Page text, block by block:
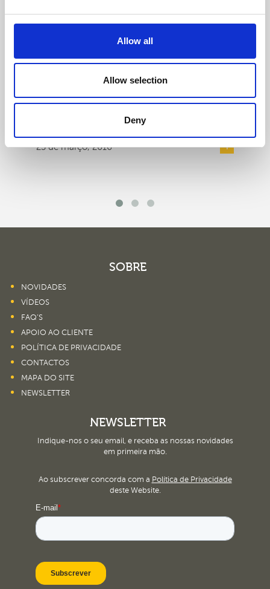
Allow all
Allow selection
Deny
Equilíbrio e cura - Medicina Chinesa
da Acupunctura e Medicina Chinesa em
Portugal, o Dr. Pedro Choy. Publ...
23 de março, 2016
SOBRE
NOVIDADES
VÍDEOS
FAQ’S
APOIO AO CLIENTE
POLÍTICA DE PRIVACIDADE
CONTACTOS
MAPA DO SITE
NEWSLETTER
NEWSLETTER
Indique-nos o seu email, e receba as nossas novidades
em primeira mão.
Ao subscrever concorda com a Política de Privacidade
deste Website.